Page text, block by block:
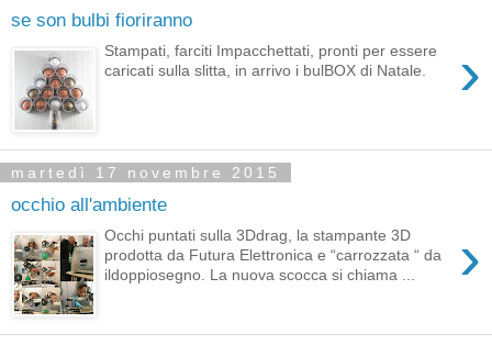
se son bulbi fioriranno
›
Stampati, farciti Impacchettati, pronti per essere
caricati sulla slitta, in arrivo i bulBOX di Natale.
martedì 17 novembre 2015
occhio all'ambiente
›
Occhi puntati sulla 3Ddrag, la stampante 3D
prodotta da Futura Elettronica e “carrozzata “ da
ildoppiosegno. La nuova scocca si chiama ...